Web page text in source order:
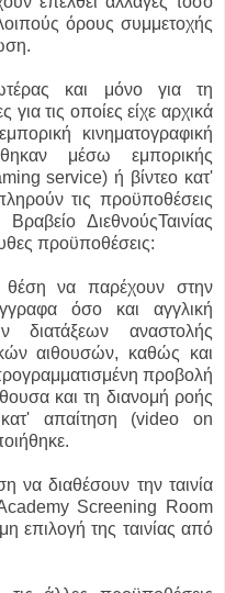
όρους συμμετοχής
και μόνο για τη
για τις οποίες είχε αρχικά
κινηματογραφική
μέσω εμπορικής
service) ή βίντεο κατ'
τις προϋποθέσεις
ΔιεθνούςΤαινίας
προϋποθέσεις:
θέση να παρέχουν στην
όσο και αγγλική
διατάξεων αναστολής
αιθουσών, καθώς και
προβολή
και τη διανομή ροής
απαίτηση (video on
να διαθέσουν την ταινία
Screening Room
επιλογή της ταινίας από